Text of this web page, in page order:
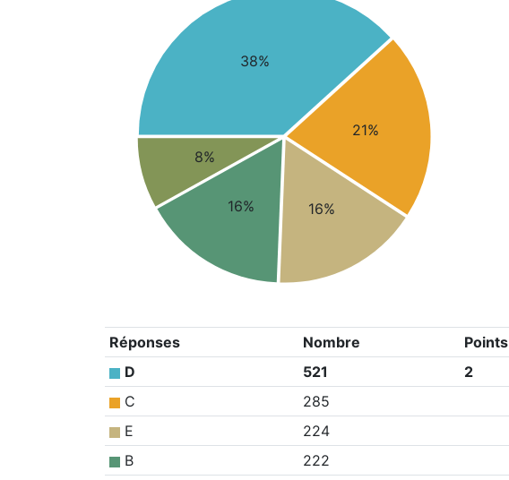
38%
21%
16%
16%
8%
Réponses Nombre
Points
D
521
2
C
285
E
224
B
222